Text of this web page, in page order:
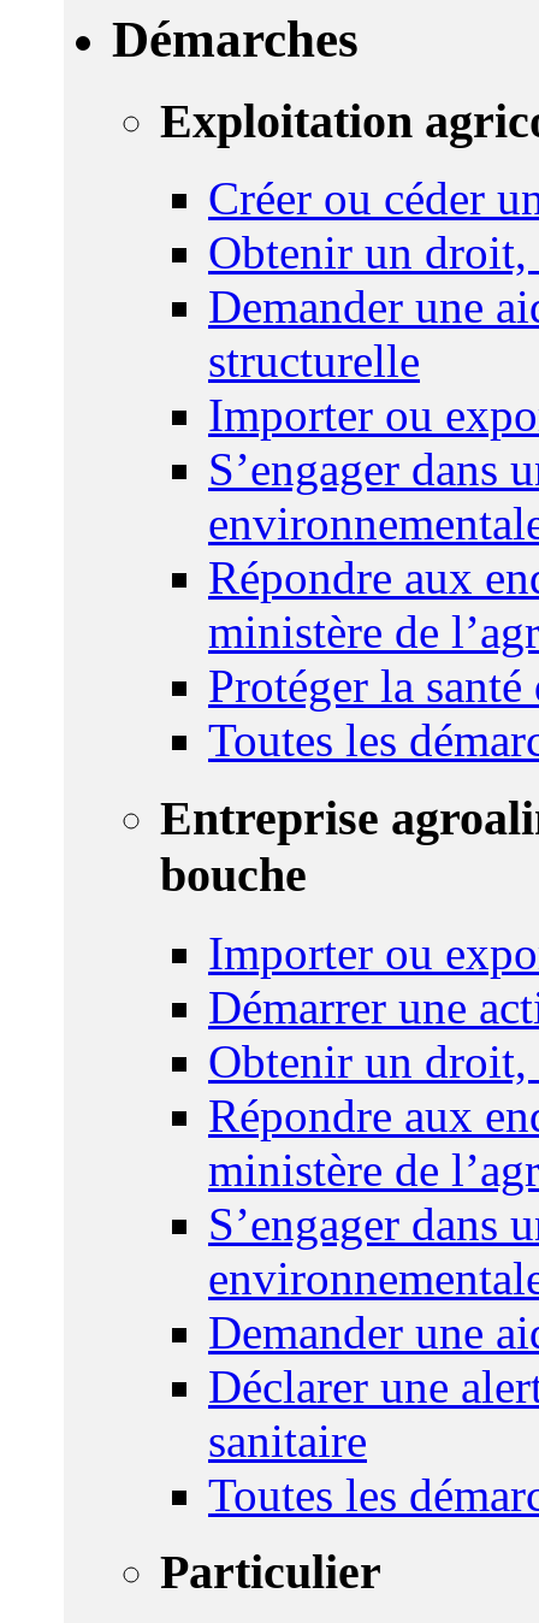
Démarches
Exploitation
Créer ou céder
Obtenir un droit,
Demander une
structurelle
Importer ou
S’engager dans
Répondre aux
ministère de
Protéger la
Toutes les
Entreprise
bouche
Importer ou
Démarrer une
Obtenir un droit,
Répondre aux
ministère de
S’engager dans
Demander une
Déclarer une
sanitaire
Toutes les
Particulier